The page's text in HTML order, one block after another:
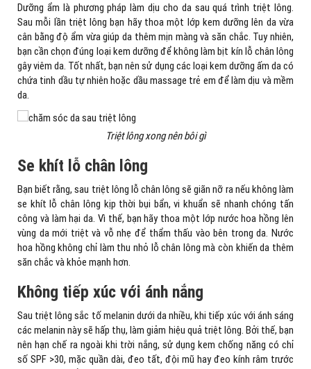
Dưỡng ẩm là phương pháp làm dịu cho da sau quá trình triệt lông.
Sau mỗi lần triệt lông bạn hãy thoa một lớp kem dưỡng lên da vừa
cân bằng độ ẩm vừa giúp da thêm mịn màng và săn chắc. Tuy nhiên,
bạn cần chọn đúng loại kem dưỡng để không làm bịt kín lỗ chân lông
gây viêm da. Tốt nhất, bạn nên sử dụng các loại kem dưỡng ấm da có
chứa tinh dầu tự nhiên hoặc dầu massage trẻ em để làm dịu và mềm
da.
Triệt lông xong nên bôi gì
Se khít lỗ chân lông
Bạn biết rằng, sau triệt lông lỗ chân lông sẽ giãn nỡ ra nếu không làm
se khít lỗ chân lông kịp thời bụi bẩn, vi khuẩn sẽ nhanh chóng tấn
công và làm hại da. Vì thế, bạn hãy thoa một lớp nước hoa hồng lên
vùng da mới triệt và vỗ nhẹ để thẩm thấu vào bên trong da. Nước
hoa hồng không chỉ làm thu nhỏ lỗ chân lông mà còn khiến da thêm
săn chắc và khỏe mạnh hơn.
Không tiếp xúc với ánh nắng
Sau triệt lông sắc tố melanin dưới da nhiều, khi tiếp xúc với ánh sáng
các melanin này sẽ hấp thụ, làm giảm hiệu quả triệt lông. Bởi thế, bạn
nên hạn chế ra ngoài khi trời nắng, sử dụng kem chống năng có chỉ
số SPF >30, mặc quần dài, đeo tất, đội mũ hay đeo kính râm trước